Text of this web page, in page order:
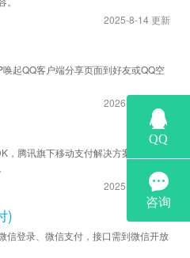
2025-8-14 更新
起QQ客户端分享页面到好友或QQ空
2026-1-23 更新
腾讯旗下移动支付解决方案，实现
2025-8-14 更新
)
信登录、微信支付，接口需到微信开放